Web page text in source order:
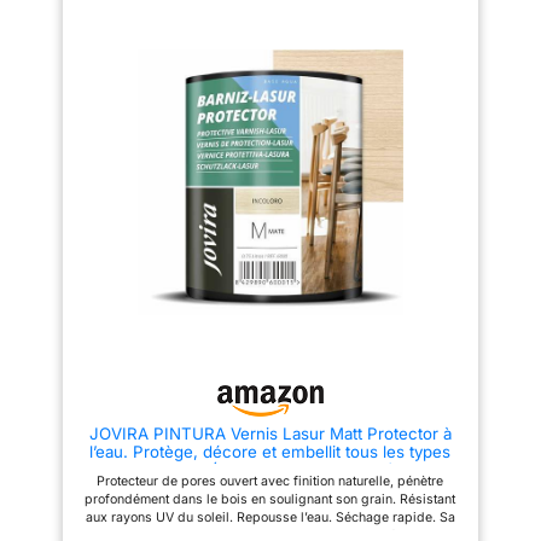
pluie battante. Garantie 8 ans,
elle préserve durablement vos
boiseries Formule Antifongique
: renforcée en agents
antifongiques, cette lasure
prévient le développement des
noircir et dégrader le support
au fil du temps, assurant une
protection saine et un rendu
esthétique durable Utilisation :
idéale en rénovation, cette
lasure extérieure ne laisse pas
sèche rapidement, en environ 4
pour un chantier sans attente
Bondex, Expert du Bois : forte
d'expérience dans l'univers du
bois, la marque Bondex
propose des produits de haute
à l'emploi. Si vous devez diluer
5 % avec de l'eau. Rendement
du support. Séchage 30 – 60
min. environ 2 – 3 h. Utilisation
extérieure/intérieure.
Application pinceau, rouleau,
pistolet. Mode d'emploi 1.
Préparation du bois neuf : le
bois doit être sec et propre de
la poussière, des graisses et
d'autres impuretés, avec une
teneur en humidité ne
dépassant pas 18-20 %. Poncer
le bois dans le sens du grain
l'utilisation. Appliquez 1 ou 2
Hydrofuge. 2. Bois tropicaux :
nous recommandons
pour bloquer les taninos réf.
5653, évite les taches et les
saignements. Il s'agit ensuite
JOVIRA PINTURA Vernis Lasur Matt Protector à
l’eau. Protège, décore et embellit tous les types
de bois. (750 Millilitres, Incolore)
Protecteur de pores ouvert avec finition naturelle, pénètre
profondément dans le bois en soulignant son grain. Résistant
aux rayons UV du soleil. Repousse l’eau. Séchage rapide. Sa